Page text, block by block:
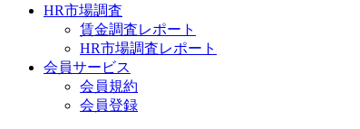
HR市場調査
賃金調査レポート
HR市場調査レポート
会員サービス
会員規約
会員登録